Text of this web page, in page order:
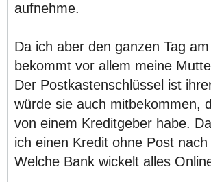
aufnehme.
Da ich aber den ganzen Tag
bekommt vor allem meine
Der Postkastenschlüssel ist
würde sie auch mitbekommen,
von einem Kreditgeber habe.
ich einen Kredit ohne Post nach
Welche Bank wickelt alles